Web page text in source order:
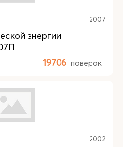
2007
энергии
19706 поверок
2002